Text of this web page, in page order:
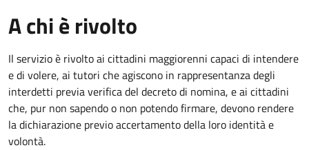
A chi è rivolto
Il servizio è rivolto ai cittadini maggiorenni capaci di intendere
e di volere, ai tutori che agiscono in rappresentanza degli
interdetti previa verifica del decreto di nomina, e ai cittadini
che, pur non sapendo o non potendo firmare, devono rendere
la dichiarazione previo accertamento della loro identità e
volontà.